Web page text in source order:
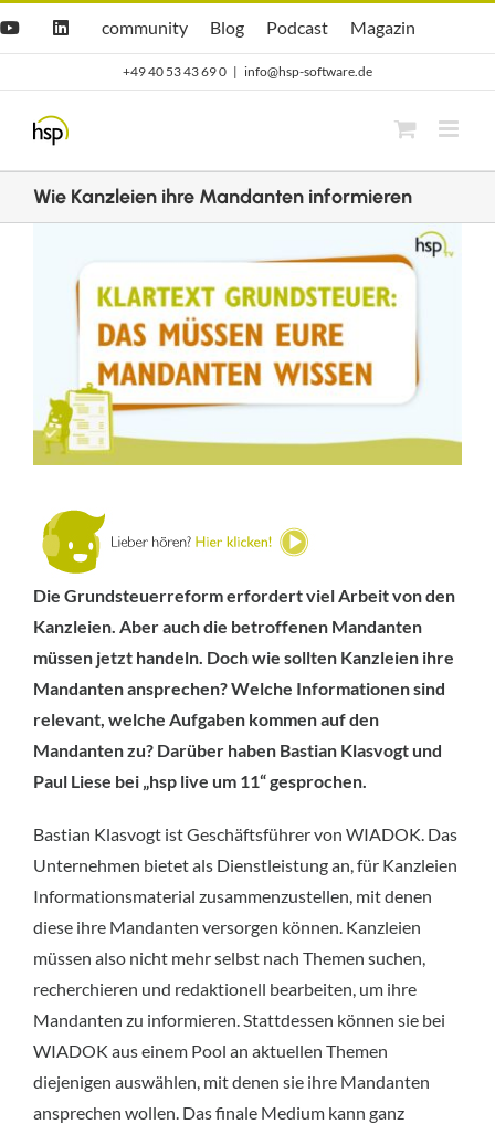
YouTubeLinkedIn
Hsp
community
community
hsp
Blog
Blog Opti.Cast
Podcast Opti.Mag
Magazin
+49 40 53 43 69 0 | info@hsp-software.de
Wie Kanzleien ihre Mandanten informieren
Die Grundsteuerreform erfordert viel Arbeit von den
Kanzleien. Aber auch die betroffenen Mandanten
müssen jetzt handeln. Doch wie sollten Kanzleien ihre
Mandanten ansprechen? Welche Informationen sind
relevant, welche Aufgaben kommen auf den
Mandanten zu? Darüber haben Bastian Klasvogt und
Paul Liese bei „hsp live um 11“ gesprochen.
Bastian Klasvogt ist Geschäftsführer von WIADOK. Das
Unternehmen bietet als Dienstleistung an, für Kanzleien
Informationsmaterial zusammenzustellen, mit denen
diese ihre Mandanten versorgen können. Kanzleien
müssen also nicht mehr selbst nach Themen suchen,
recherchieren und redaktionell bearbeiten, um ihre
Mandanten zu informieren. Stattdessen können sie bei
WIADOK aus einem Pool an aktuellen Themen
diejenigen auswählen, mit denen sie ihre Mandanten
ansprechen wollen. Das finale Medium kann ganz